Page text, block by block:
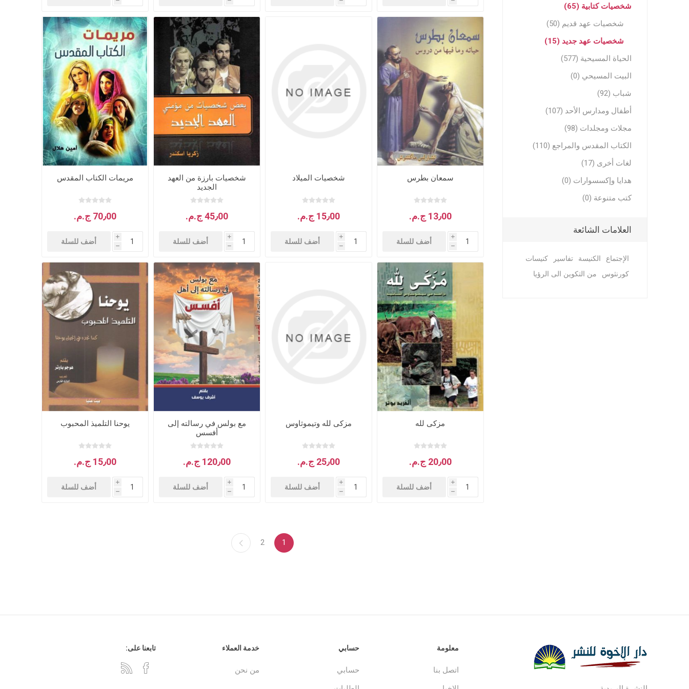
مجلات ومجلدات
مجلات ومجلدات
ترنيمات روحية
الكتاب المقدس والمراجع
لغات أخرى
كتب انجليزية
كتب فرنسية
هدايا وإكسسوارات
جلد وشنط
سي دي
سمعان بطرس
13٫00 ج.م.‏
i
h
أضف للسلة
شخصيات الميلاد
15٫00 ج.م.‏
i
h
أضف للسلة
شخصيات بارزة من العهد
الجديد
45٫00 ج.م.‏
i
h
أضف للسلة
مريمات الكتاب المقدس
70٫00 ج.م.‏
i
h
أضف للسلة
مزكى لله
20٫00 ج.م.‏
i
h
أضف للسلة
مزكى لله وتيموثاوس
25٫00 ج.م.‏
i
h
أضف للسلة
مع بولس في رسالته إلى
أفسس
120٫00 ج.م.‏
i
h
أضف للسلة
يوحنا التلميذ المحبوب
15٫00 ج.م.‏
i
h
أضف للسلة
1
2
شخصيات كتابية (65)
شخصيات عهد قديم (50)
شخصيات عهد جديد (15)
الحياة المسيحية (577)
البيت المسيحي (0)
شباب (92)
أطفال ومدارس الأحد (107)
مجلات ومجلدات (98)
الكتاب المقدس والمراجع (110)
لغات أخرى (17)
هدايا وإكسسوارات (0)
كتب متنوعة (0)
العلامات الشائعة
الإجتماع الكنيسة تفاسير
كنيسات
كورنثوس
من التكوين الى الرؤيا
معلومة
اتصل بنا
حسابي
حسابي
خدمة العملاء
من نحن
تابعنا على: